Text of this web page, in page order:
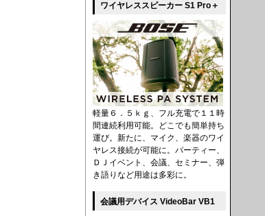
ワイヤレススピーカー S1 Pro＋
軽量６．５ｋｇ、フル充電で１１時
間連続利用可能。どこでも簡単持ち
運び。新たに、マイク、楽器のワイ
ヤレス接続が可能に。パーティー、
ＤＪイベント、会議、セミナー、弾
き語りなど用途は多彩に。
会議用デバイス VideoBar VB1